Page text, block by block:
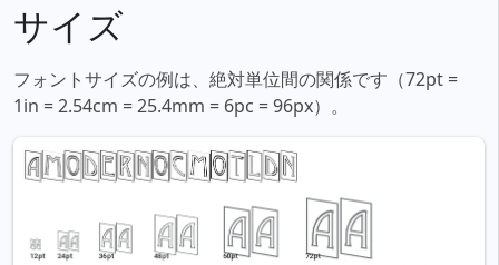
サイズ
フォントサイズの例は、絶対単位間の関係です（72pt =
1in = 2.54cm = 25.4mm = 6pc = 96px）。